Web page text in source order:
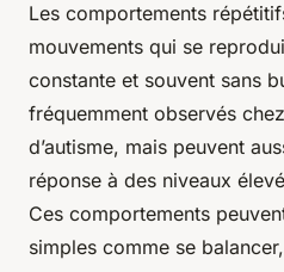
Les comportements
mouvements qui se
constante et souvent sans
fréquemment observés
d’autisme, mais peuvent
réponse à des niveaux
Ces comportements
simples comme se